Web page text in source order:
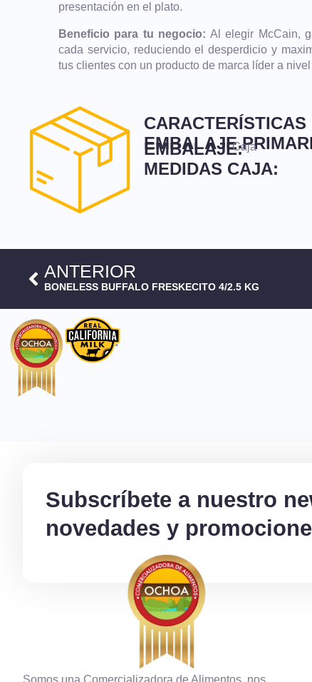
presentación en el plato.
Beneficio para tu negocio: Al elegir McCain,
cada servicio, reduciendo el desperdicio y
tus clientes con un producto de marca líder a
EMBALAJE
EMBALAJE:Caja
MEDIDAS CAJA:
ANTERIOR
BONELESS BUFFALO FRESKECITO 4/2.5 KG
Subscríbete a nuestro
novedades y